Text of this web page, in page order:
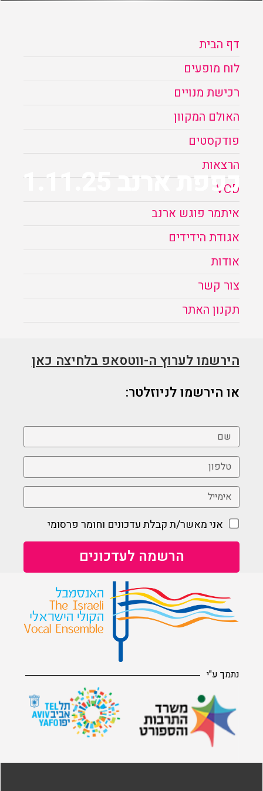
תקנון האתר
כפפת ארנב 1.11.25
דף הבית
לוח מופעים
רכישת מנויים
האולם המקוון
פודקסטים
הרצאות
VOD
איתמר פוגש ארנב
אגודת הידידים
אודות
צור קשר
תקנון האתר
הירשמו לערוץ ה-ווטסאפ בלחיצה כאן
או הירשמו לניוזלטר:
אני מאשר/ת קבלת עדכונים וחומר פרסומי
נתמך ע"י